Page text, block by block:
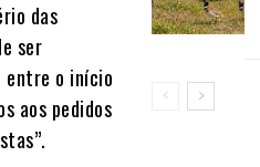
das
ser
entre o início
aos pedidos